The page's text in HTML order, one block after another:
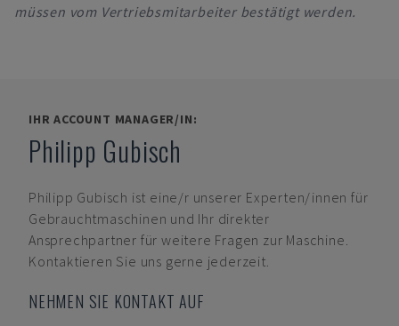
müssen vom Vertriebsmitarbeiter bestätigt werden.
IHR ACCOUNT MANAGER/IN:
Philipp Gubisch
Philipp Gubisch ist eine/r unserer Experten/innen für
Gebrauchtmaschinen und Ihr direkter
Ansprechpartner für weitere Fragen zur Maschine.
Kontaktieren Sie uns gerne jederzeit.
NEHMEN SIE KONTAKT AUF